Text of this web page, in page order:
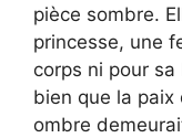
pièce sombre.
princesse, une
corps ni pour
bien que la paix
ombre